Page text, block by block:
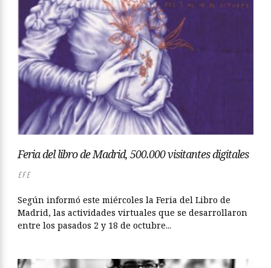
Feria del libro de Madrid, 500.000 visitantes digitales
EFE
Según informó este miércoles la Feria del Libro de
Madrid, las actividades virtuales que se desarrollaron
entre los pasados 2 y 18 de octubre...